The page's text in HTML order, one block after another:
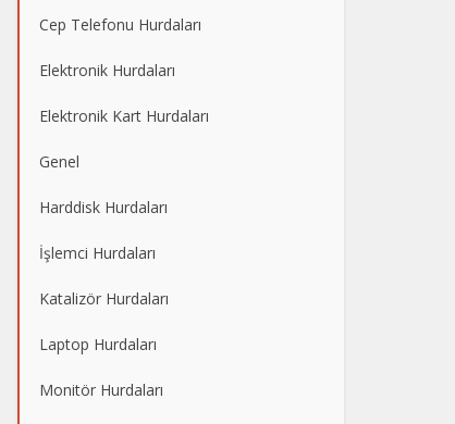
Cep Telefonu Hurdaları
Elektronik Hurdaları
Elektronik Kart Hurdaları
Genel
Harddisk Hurdaları
İşlemci Hurdaları
Katalizör Hurdaları
Laptop Hurdaları
Monitör Hurdaları